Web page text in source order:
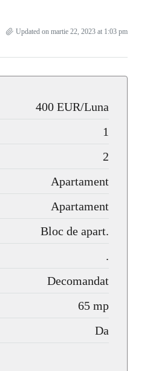
Updated on martie 22, 2023 at 1:03 pm
400 EUR/Luna
1
2
Apartament
Apartament
Bloc de apart.
.
Decomandat
65 mp
Da